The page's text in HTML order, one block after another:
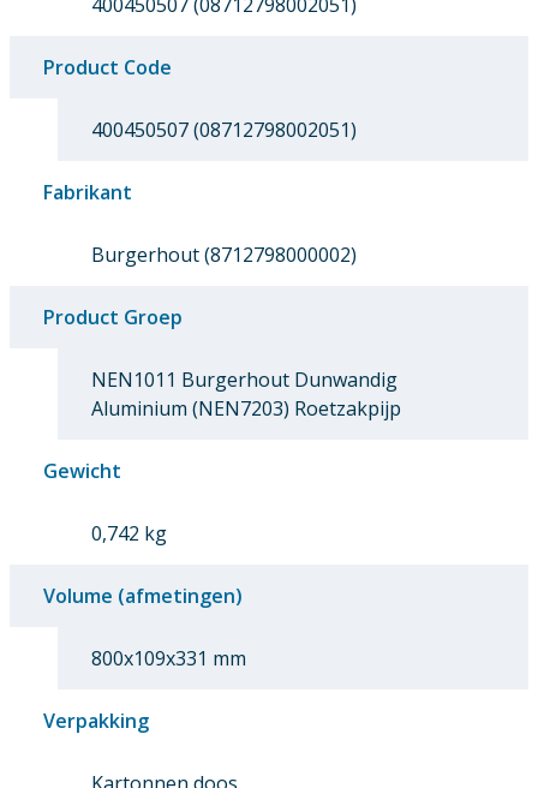
Product Code
400450507 (08712798002051)
Fabrikant
Burgerhout (8712798000002)
Product Groep
NEN1011 Burgerhout Dunwandig
Aluminium (NEN7203) Roetzakpijp
Gewicht
0,742 kg
Volume (afmetingen)
800x109x331 mm
Verpakking